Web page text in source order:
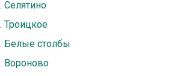
Селятино
Троицкое
Белые столбы
Вороново